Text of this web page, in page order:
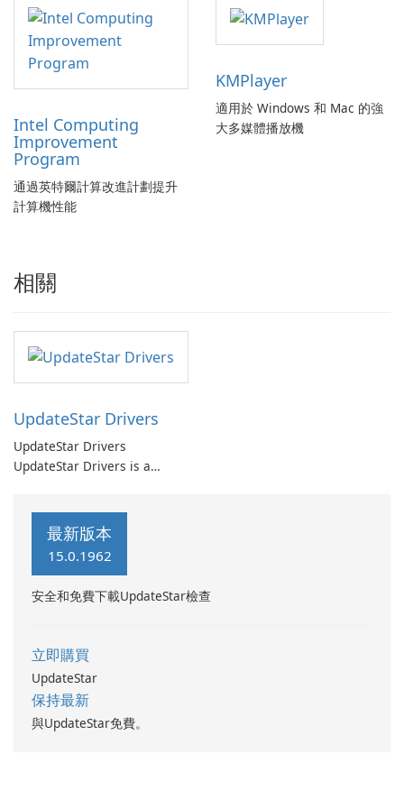
Intel Computing
Improvement
Program
通過英特爾計算改進計劃提升
計算機性能
KMPlayer
適用於 Windows 和 Mac 的強
大多媒體播放機
相關
UpdateStar Drivers
UpdateStar Drivers
UpdateStar Drivers is a
download, installation, and
maintenance of device
drivers.
最新版本
15.0.1962
安全和免費下載UpdateStar檢查
立即購買
UpdateStar
保持最新
與UpdateStar免費。